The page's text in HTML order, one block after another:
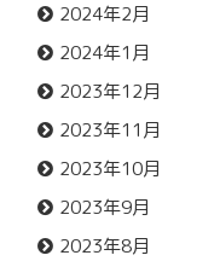
2024年2月
2024年1月
2023年12月
2023年11月
2023年10月
2023年9月
2023年8月